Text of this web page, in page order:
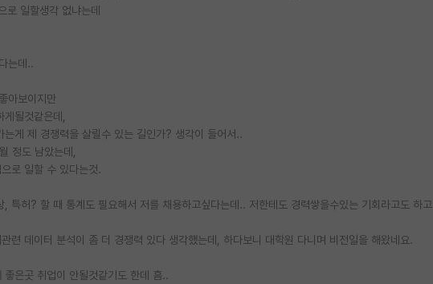
로 일할생각 없냐는데
는데..
아보이지만
될것같은데,
는게 제 경쟁력을 살릴수 있는 길인가? 생각이 들어서..
정도 남았는데,
로 일할 수 있다는것.
, 특허? 할 때 통계도 필요해서 저를 채용하고싶다는데.. 저한테도 경력쌓을수있는 기회라고도 하고
련 데이터 분석이 좀 더 경쟁력 있다 생각했는데, 하다보니 대학원 다니며 비전일을 해왔네요.
은곳 취업이 안될것같기도 한데 흠..